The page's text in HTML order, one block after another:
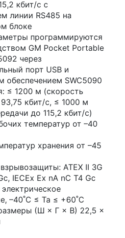
кбит/с с
линии RS485 на
блоке
программируются
GM Pocket Portable
через
порт USB и
обеспечением SWC5090
≤ 1200 м (скорость
кбит/с, ≤ 1000 м
до 115,2 кбит/с)
температур от –40
хранения от –45
ATEX II 3G
IECEx Ex nA nC T4 Gc
–40˚C ≤ Ta ≤ +60˚C
(Ш × Г × В) 22,5 ×